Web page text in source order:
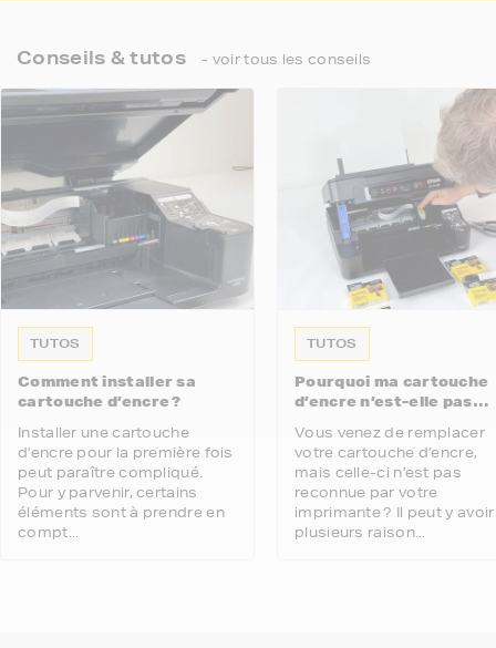
Conseils & tutos - voir tous les conseils
TUTOS
Comment installer sa
cartouche d’encre ?
Installer une cartouche
d’encre pour la première fois
peut paraître compliqué.
Pour y parvenir, certains
éléments sont à prendre en
compt...
TUTOS
Pourquoi ma cartouche
d’encre n’est-elle pas
imprimante ?
Vous venez de remplacer
votre cartouche d’encre,
mais celle-ci n’est pas
reconnue par votre
imprimante ? Il peut y avoir
plusieurs raison...